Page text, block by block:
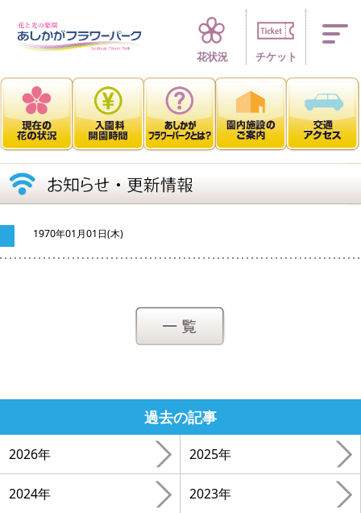
四季折々 花の
花状況 チケット
1970年01月01日(木)
過去の記事
2026年 2025年
2024年 2023年